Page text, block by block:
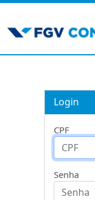
Login
CPF
Senha